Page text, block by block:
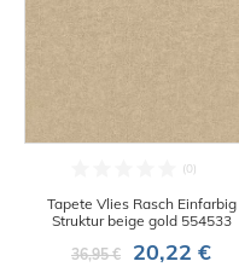
Tapete Vlies Rasch Einfarbig
Struktur beige gold 554533
36,95 €
20,22 €